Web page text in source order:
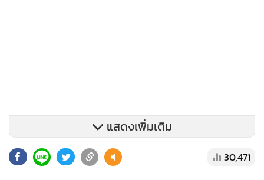
แสดงเพิ่มเติม
30,471